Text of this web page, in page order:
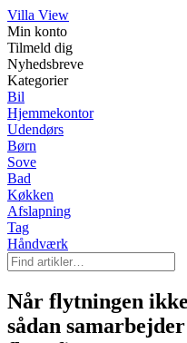
Villa View
Min konto
Tilmeld dig
Nyhedsbreve
Kategorier
Bil
Hjemmekontor
Udendørs
Børn
Sove
Bad
Køkken
Afslapning
Tag
Håndværk
Når flytningen
sådan